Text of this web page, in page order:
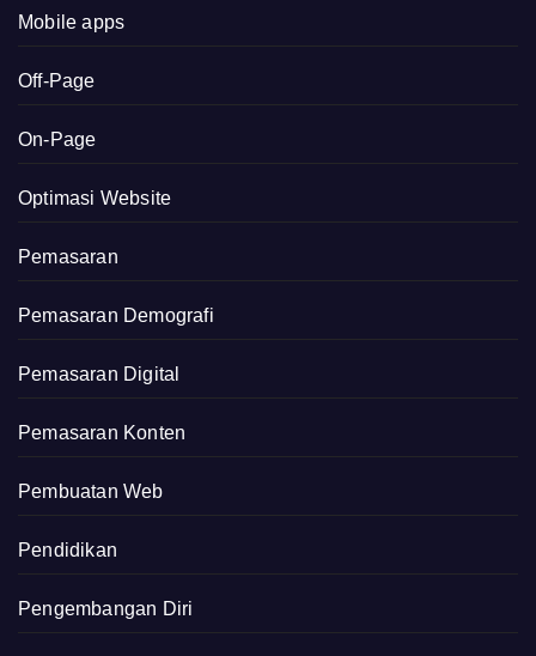
Mobile apps
Off-Page
On-Page
Optimasi Website
Pemasaran
Pemasaran Demografi
Pemasaran Digital
Pemasaran Konten
Pembuatan Web
Pendidikan
Pengembangan Diri